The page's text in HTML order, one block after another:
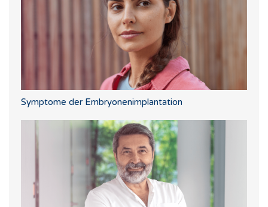
Symptome der Embryonenimplantation